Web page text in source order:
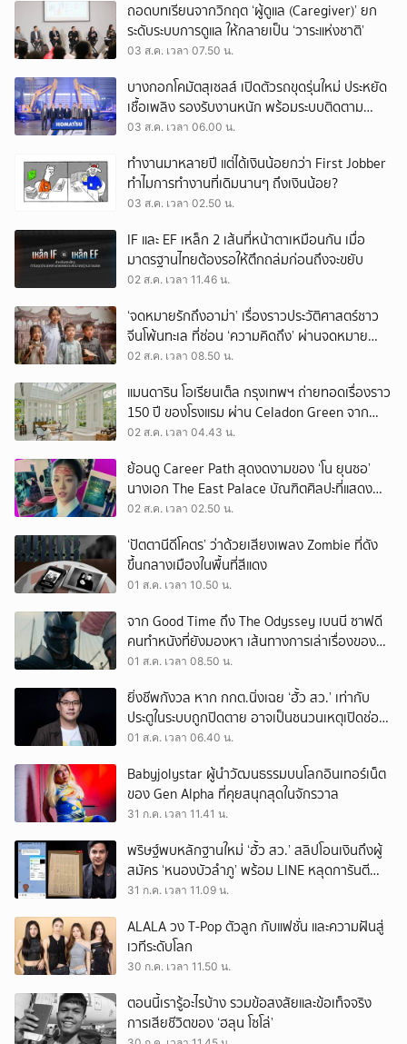
ถอดบทเรียนจากวิกฤต ‘ผู้ดูแล (Caregiver)’ ยก
ระดับระบบการดูแล ให้กลายเป็น ‘วาระแห่งชาติ’
03 ส.ค. เวลา 07.50 น.
บางกอกโคมัตสุเซลส์ เปิดตัวรถขุดรุ่นใหม่ ประหยัด
เชื้อเพลิง รองรับงานหนัก พร้อมระบบติดตาม
เครื่องจักรผ่านดาวเทียม
03 ส.ค. เวลา 06.00 น.
ทำงานมาหลายปี แต่ได้เงินน้อยกว่า First Jobber
ทำไมการทำงานที่เดิมนานๆ ถึงเงินน้อย?
03 ส.ค. เวลา 02.50 น.
IF และ EF เหล็ก 2 เส้นที่หน้าตาเหมือนกัน เมื่อ
มาตรฐานไทยต้องรอให้ตึกถล่มก่อนถึงจะขยับ
02 ส.ค. เวลา 11.46 น.
‘จดหมายรักถึงอาม่า’ เรื่องราวประวัติศาสตร์ชาว
จีนโพ้นทะเล ที่ซ่อน ‘ความคิดถึง’ ผ่านจดหมาย
‘โพยก๊วน’
02 ส.ค. เวลา 08.50 น.
แมนดาริน โอเรียนเต็ล กรุงเทพฯ ถ่ายทอดเรื่องราว
150 ปี ของโรงแรม ผ่าน Celadon Green จาก
เครื่องศิลาดล
02 ส.ค. เวลา 04.43 น.
ย้อนดู Career Path สุดงดงามของ ‘โน ยุนซอ’
นางเอก The East Palace บัณฑิตศิลปะที่แสดง
เรื่องไหนก็ปัง
02 ส.ค. เวลา 02.50 น.
‘ปัตตานีดีโคตร’ ว่าด้วยเสียงเพลง Zombie ที่ดัง
ขึ้นกลางเมืองในพื้นที่สีแดง
01 ส.ค. เวลา 10.50 น.
จาก Good Time ถึง The Odyssey เบนนี ซาฟดี
คนทำหนังที่ยังมองหา เส้นทางการเล่าเรื่องของตัว
เอง
01 ส.ค. เวลา 08.50 น.
ยิ่งชีพกังวล หาก กกต.นิ่งเฉย ‘ฮั้ว สว.’ เท่ากับ
ประตูในระบบถูกปิดตาย อาจเป็นชนวนเหตุเปิดช่อง
‘ลงถนน’
01 ส.ค. เวลา 06.40 น.
Babyjolystar ผู้นำวัฒนธรรมบนโลกอินเทอร์เน็ต
ของ Gen Alpha ที่คุยสนุกสุดในจักรวาล
31 ก.ค. เวลา 11.41 น.
พริษฐ์พบหลักฐานใหม่ ‘ฮั้ว สว.’ สลิปโอนเงินถึงผู้
สมัคร ‘หนองบัวลำภู’ พร้อม LINE หลุดการันตี
ตำแหน่ง
31 ก.ค. เวลา 11.09 น.
ALALA วง T-Pop ตัวลูก กับแฟชั่น และความฝันสู่
เวทีระดับโลก
30 ก.ค. เวลา 11.50 น.
ตอนนี้เรารู้อะไรบ้าง รวมข้อสงสัยและข้อเท็จจริง
การเสียชีวิตของ ‘ฮลุน โซโล่’